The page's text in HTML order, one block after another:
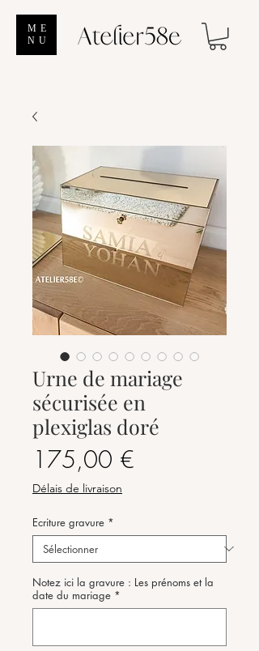
ME
NU
Urne de mariage
sécurisée en
plexiglas doré
175,00 €
Délais de livraison
Ecriture gravure *
Notez ici la gravure : Les prénoms et la
date du mariage *